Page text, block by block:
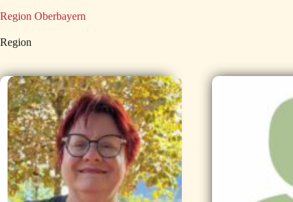
Region Oberbayern
Region